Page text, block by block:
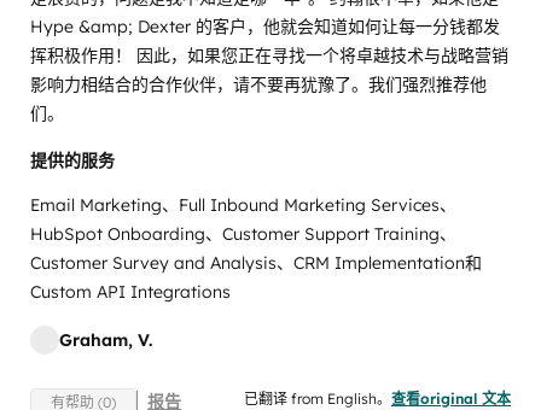
Hype &amp; Dexter 的客户，他就会知道如何让每一分钱都发
挥积极作用！ 因此，如果您正在寻找一个将卓越技术与战略营销
影响力相结合的合作伙伴，请不要再犹豫了。我们强烈推荐他
们。
提供的服务
Email Marketing、Full Inbound Marketing Services、
HubSpot Onboarding、Customer Support Training、
Customer Survey and Analysis、CRM Implementation和
Custom API Integrations
Graham, V.
有帮助 (0) 报告 已翻译 from English。 查看original 文本